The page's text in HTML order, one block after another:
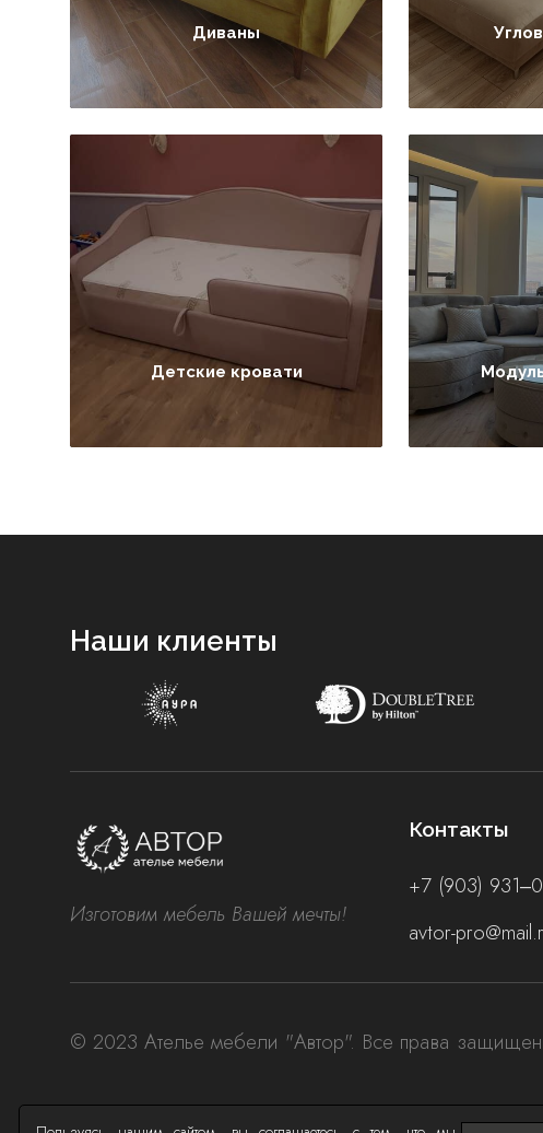
Диваны
Детские кровати
Наши клиенты
Изготовим мебель Вашей мечты!
Контакты
+7 (903)
avtor-
© 2023 Ателье мебели "Автор". Все права